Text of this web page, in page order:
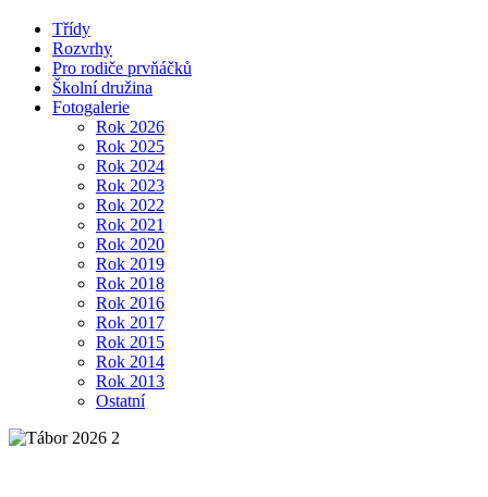
Třídy
Rozvrhy
Pro rodiče prvňáčků
Školní družina
Fotogalerie
Rok 2026
Rok 2025
Rok 2024
Rok 2023
Rok 2022
Rok 2021
Rok 2020
Rok 2019
Rok 2018
Rok 2016
Rok 2017
Rok 2015
Rok 2014
Rok 2013
Ostatní